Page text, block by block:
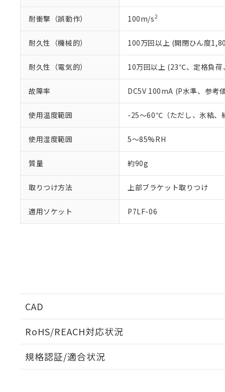
耐衝撃（誤動作） 100m/s2
耐久性（機械的） 100万回以上 (開閉ひん度
耐久性（電気的） 10万回以上 (23℃、定格負
故障率 DC5V 100mA (P水準、参考
使用温度範囲 -25～60℃（ただし、氷結、
使用湿度範囲 5～85%RH
質量 約90g
取りつけ方法 上部ブラケット取りつけ
適用ソケット P7LF-06
CAD
RoHS/REACH対応状況
EU RoHS 注意事項・凡例
規格認証/適合状況